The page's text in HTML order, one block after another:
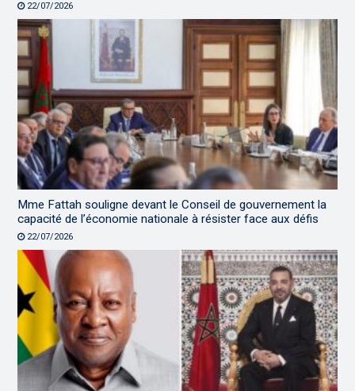
22/07/2026
Mme Fattah souligne devant le Conseil de gouvernement la
capacité de l’économie nationale à résister face aux défis
22/07/2026